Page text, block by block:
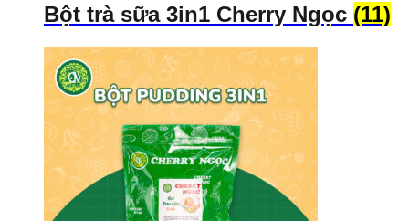
Bột trà sữa 3in1 Cherry Ngọc (11)